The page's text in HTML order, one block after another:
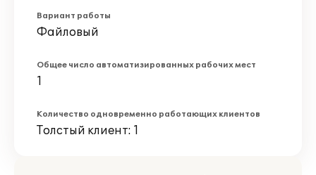
Вариант работы
Файловый
Общее число автоматизированных рабочих мест
1
Количество одновременно работающих клиентов
Толстый клиент: 1